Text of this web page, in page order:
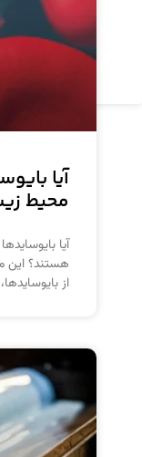
مرکب فلکسو
آیا
محیط
آیا
هستند؟ این
از